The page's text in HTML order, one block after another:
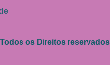
os Direitos reservados